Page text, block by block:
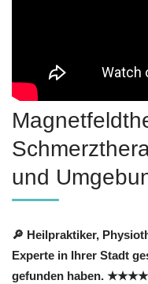
und
🔎 Heilpraktiker,
Experte in Ihrer Stadt
gefunden haben.